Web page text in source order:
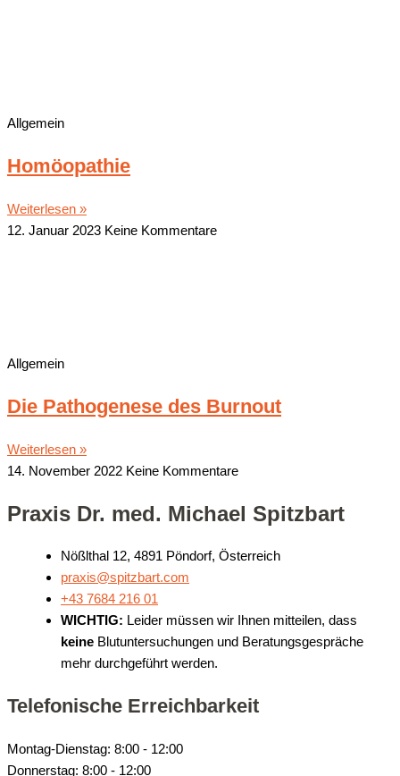
Allgemein
Homöo­pa­thie
Weiterlesen »
12. Januar 2023 Keine Kommentare
Allgemein
Die Patho­ge­ne­se des Burnout
Weiterlesen »
14. November 2022 Keine Kommentare
Praxis Dr. med. Michael Spitzbart
Nößlthal 12, 4891 Pöndorf, Österreich
praxis@spitzbart.com
+43 7684 216 01
WICHTIG: Leider müssen wir Ihnen mitteilen, dass
keine Blutuntersuchungen und Beratungsgespräche
mehr durchgeführt werden.
Telefonische Erreichbarkeit
Montag-Dienstag: 8:00 - 12:00
Donnerstag: 8:00 - 12:00